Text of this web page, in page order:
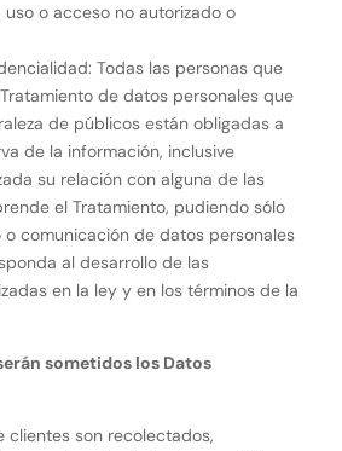
o acceso no autorizado o
Todas las personas que
de datos personales que
de públicos están obligadas a
de la información, inclusive
su relación con alguna de las
el Tratamiento, pudiendo sólo
o comunicación de datos personales
al desarrollo de las
en la ley y en los términos de la
sometidos los Datos
clientes son recolectados,